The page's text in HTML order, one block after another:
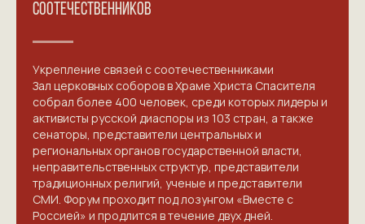
СООТЕЧЕСТВЕННИКОВ
Укрепление связей с соотечественниками
Зал церковных соборов в Храме Христа Спасителя
собрал более 400 человек, среди которых лидеры и
активисты русской диаспоры из 103 стран, а также
сенаторы, представители центральных и
региональных органов государственной власти,
неправительственных структур, представители
традиционных религий, ученые и представители
СМИ. Форум проходит под лозунгом «Вместе с
Россией» и продлится в течение двух дней.